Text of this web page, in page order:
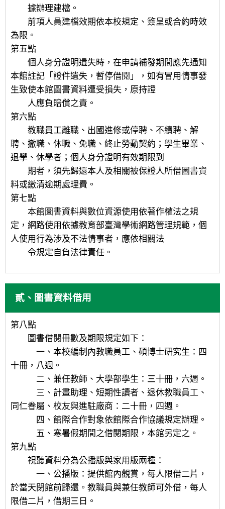
據辦理建檔。
前項人員建檔效期依本校規定、簽呈或合約時效
為限。
第五點
個人身分證明遺失時，在申請補發期間應先通知
本館註記「證件遺失，暫停借閱」，如有冒用情事發
生致使本館圖書資料遭受損失，原持證
人應負賠償之責。
第六點
教職員工離職、出國進修或停聘、不續聘、解
聘、撤職、休職、免職、終止勞動契約；學生畢業、
退學、休學者；個人身分證明有效期限到
期者，須先歸還本人及相關被保證人所借圖書資
料或繳清逾期處理費。
第七點
本館圖書資料與數位資源使用依著作權法之規
定，網路使用依據教育部臺灣學術網路管理規範，個
人使用行為涉及不法情事者，應依相關法
令規定自負法律責任。
貳、圖書資料借用
第八點
圖書借閱冊數及期限規定如下：
一、本校編制內教職員工、碩博士研究生：四
十冊，八週。
二、兼任教師、大學部學生：三十冊，六週。
三、計畫助理、短期性讀者、退休教職員工、
同仁眷屬、校友與進駐廠商：二十冊，四週。
四、館際合作對象依館際合作協議規定辦理。
五、寒暑假期間之借閱期限，本館另定之。
第九點
視聽資料分為公播版與家用版兩種：
一、公播版：提供館內觀賞，每人限借二片，
於當天閉館前歸還。教職員與兼任教師可外借，每人
限借二片，借期三日。